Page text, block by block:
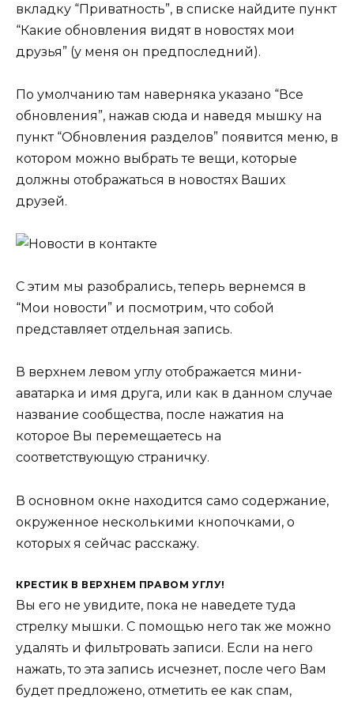
вкладку “Приватность”, в списке найдите пункт
“Какие обновления видят в новостях мои
друзья” (у меня он предпоследний).
По умолчанию там наверняка указано “Все
обновления”, нажав сюда и наведя мышку на
пункт “Обновления разделов” появится меню, в
котором можно выбрать те вещи, которые
должны отображаться в новостях Ваших
друзей.
С этим мы разобрались, теперь вернемся в
“Мои новости” и посмотрим, что собой
представляет отдельная запись.
В верхнем левом углу отображается мини-
аватарка и имя друга, или как в данном случае
название сообщества, после нажатия на
которое Вы перемещаетесь на
соответствующую страничку.
В основном окне находится само содержание,
окруженное несколькими кнопочками, о
которых я сейчас расскажу.
КРЕСТИК В ВЕРХНЕМ ПРАВОМ УГЛУ!
Вы его не увидите, пока не наведете туда
стрелку мышки. С помощью него так же можно
удалять и фильтровать записи. Если на него
нажать, то эта запись исчезнет, после чего Вам
будет предложено, отметить ее как спам,